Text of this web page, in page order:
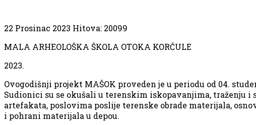
22 Prosinac 2023 Hitova: 20099
MALA ARHEOLOŠKA ŠKOLA OTOKA KORČULE
2023.
Ovogodišnji projekt MAŠOK proveden je u periodu od 04.
Sudionici su se okušali u terenskim iskopavanjima, traženju i
artefakata, poslovima poslije terenske obrade materijala,
i pohrani materijala u depou.